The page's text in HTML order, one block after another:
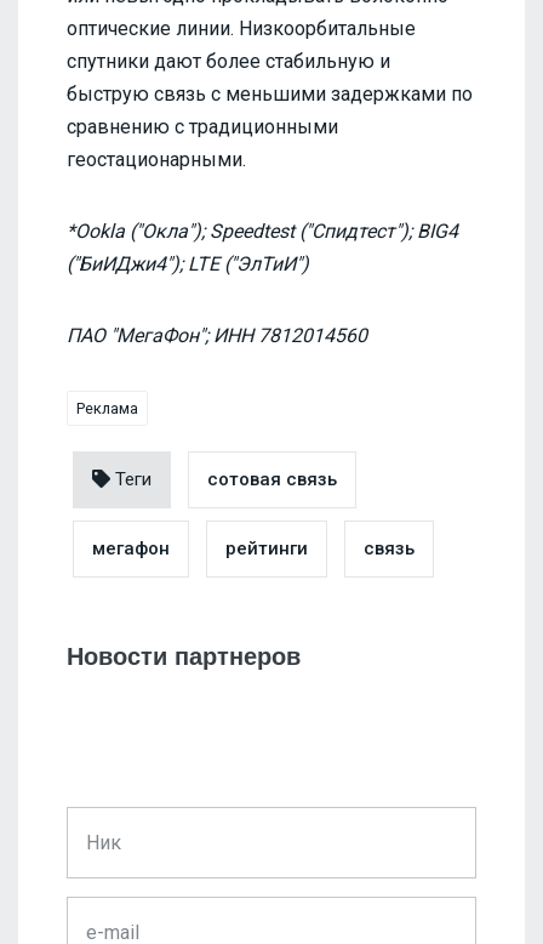
оптические линии. Низкоорбитальные
спутники дают более стабильную и
быструю связь с меньшими задержками по
сравнению с традиционными
геостационарными.
*Ookla ("Окла"); Speedtest ("Спидтест"); BIG4
("БиИДжи4"); LTE ("ЭлТиИ")
ПАО "МегаФон"; ИНН 7812014560
Реклама
Теги сотовая связь
мегафон рейтинги связь
Новости партнеров